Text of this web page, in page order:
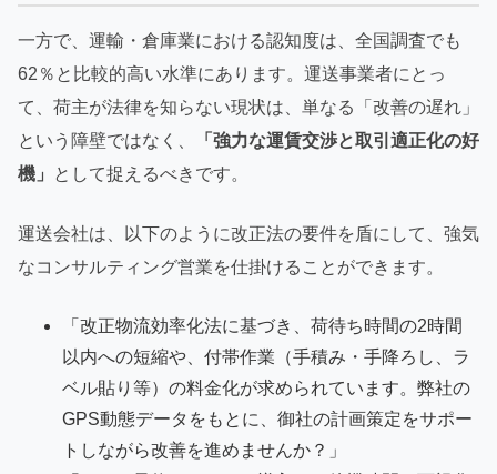
一方で、運輸・倉庫業における認知度は、全国調査でも
62％と比較的高い水準にあります。運送事業者にとっ
て、荷主が法律を知らない現状は、単なる「改善の遅れ」
という障壁ではなく、
「強力な運賃交渉と取引適正化の好
機」
として捉えるべきです。
運送会社は、以下のように改正法の要件を盾にして、強気
なコンサルティング営業を仕掛けることができます。
「改正物流効率化法に基づき、荷待ち時間の2時間
以内への短縮や、付帯作業（手積み・手降ろし、ラ
ベル貼り等）の料金化が求められています。弊社の
GPS動態データをもとに、御社の計画策定をサポー
トしながら改善を進めませんか？」